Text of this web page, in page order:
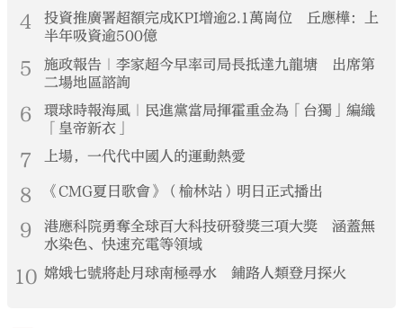
4
投資推廣署超額完成KPI增逾2.1萬崗位 丘應樺：上
半年吸資逾500億
5
施政報告｜李家超今早率司局長抵達九龍塘 出席第
二場地區諮詢
6
環球時報海風｜民進黨當局揮霍重金為「台獨」編織
「皇帝新衣」
7 上場，一代代中國人的運動熱愛
8 《CMG夏日歌會》（榆林站）明日正式播出
9
港應科院勇奪全球百大科技研發獎三項大獎 涵蓋無
水染色、快速充電等領域
10 嫦娥七號將赴月球南極尋水 鋪路人類登月探火